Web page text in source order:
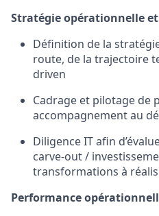
Stratégie opérationnelle
Définition de la
route, de la trajectoire
driven
Cadrage et pilotage de
accompagnement au
Diligence IT afin
carve-out /
transformations à
Performance